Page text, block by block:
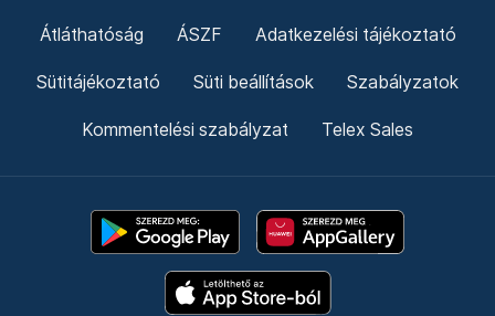
Átláthatóság ÁSZF Adatkezelési tájékoztató
Sütitájékoztató Süti beállítások Szabályzatok
Kommentelési szabályzat Telex Sales